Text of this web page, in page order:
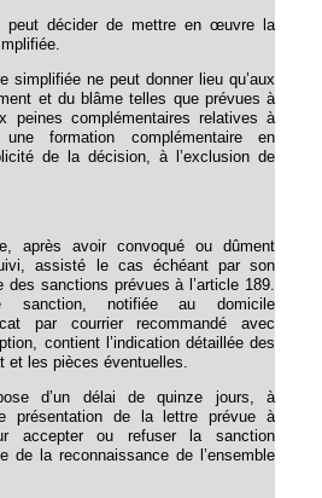
peut décider de mettre en œuvre la
simplifiée ne peut donner lieu qu’aux
et du blâme telles que prévues à
peines complémentaires relatives à
une formation complémentaire en
de la décision, à l’exclusion de
après avoir convoqué ou dûment
assisté le cas échéant par son
des sanctions prévues à l’article 189.
sanction, notifiée au domicile
par courrier recommandé avec
contient l’indication détaillée des
et les pièces éventuelles.
d’un délai de quinze jours, à
présentation de la lettre prévue à
accepter ou refuser la sanction
de la reconnaissance de l’ensemble